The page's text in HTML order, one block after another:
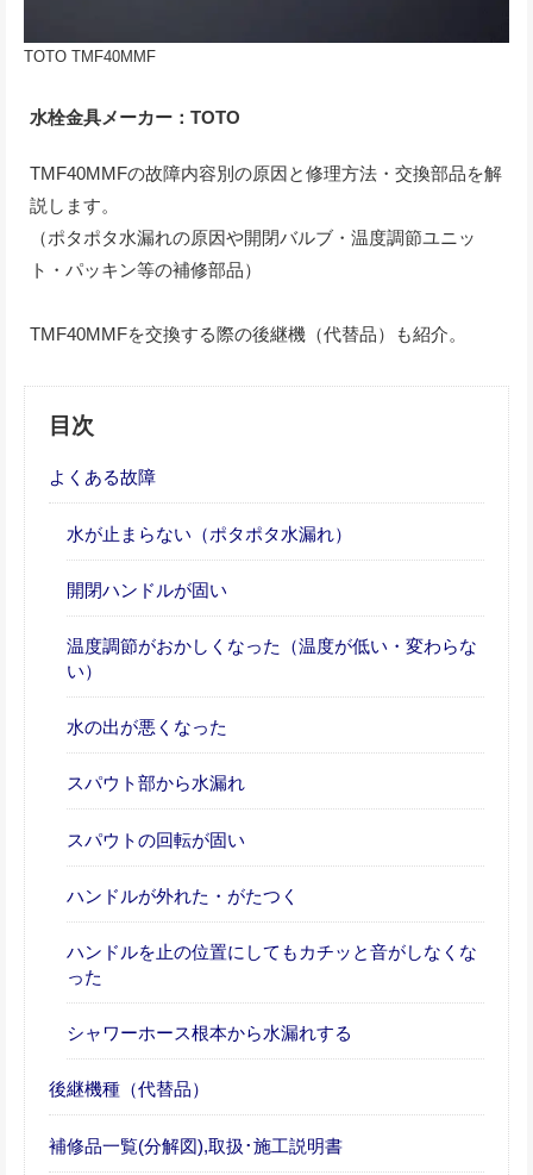
TOTO TMF40MMF
水栓金具メーカー：TOTO
TMF40MMFの故障内容別の原因と修理方法・交換部品を解
説します。
（ポタポタ水漏れの原因や開閉バルブ・温度調節ユニッ
ト・パッキン等の補修部品）
TMF40MMFを交換する際の後継機（代替品）も紹介。
目次
よくある故障
水が止まらない（ポタポタ水漏れ）
開閉ハンドルが固い
温度調節がおかしくなった（温度が低い・変わらな
い）
水の出が悪くなった
スパウト部から水漏れ
スパウトの回転が固い
ハンドルが外れた・がたつく
ハンドルを止の位置にしてもカチッと音がしなくな
った
シャワーホース根本から水漏れする
後継機種（代替品）
補修品一覧(分解図),取扱･施工説明書